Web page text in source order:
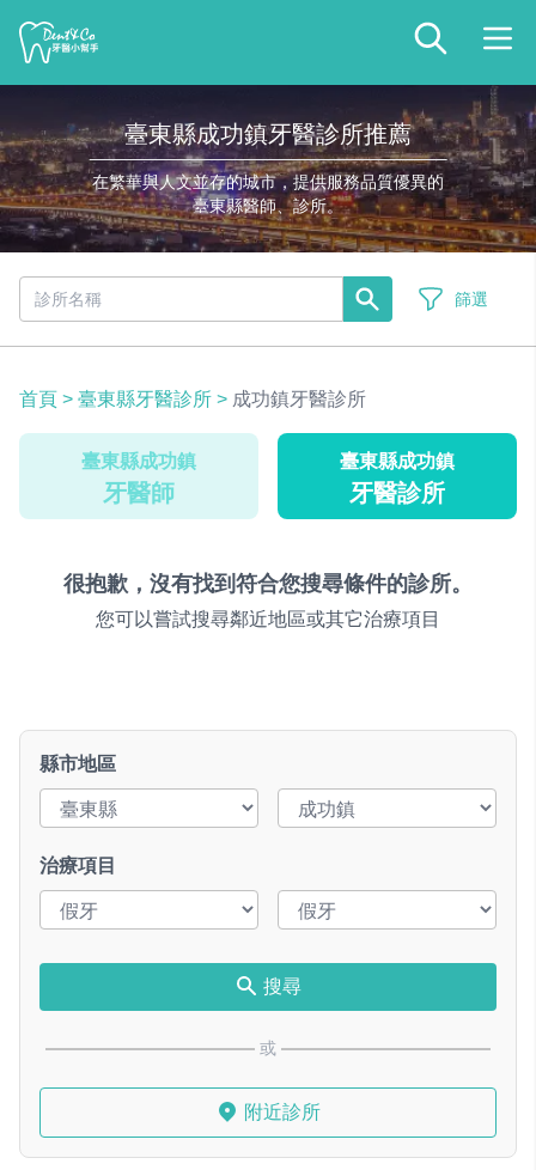
臺東縣成功鎮牙醫診所推薦
在繁華與人文並存的城市，提供服務品質優異的
臺東縣醫師、診所。
篩選
首頁 > 臺東縣牙醫診所 > 成功鎮牙醫診所
臺東縣成功鎮
牙醫師
臺東縣成功鎮
牙醫診所
很抱歉，沒有找到符合您搜尋條件的診所。
您可以嘗試搜尋鄰近地區或其它治療項目
縣市地區
治療項目
搜尋
或
附近診所